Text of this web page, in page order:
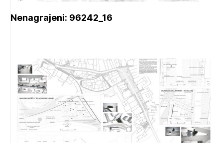
Nenagrajeni: 96242_16